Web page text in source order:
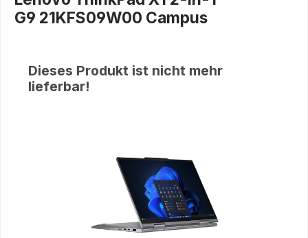
G9 21KFS09W00 Campus
Dieses Produkt ist nicht mehr
lieferbar!